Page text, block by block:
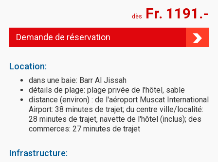
dès Fr. 1191.-
Demande de réservation
Location:
dans une baie: Barr Al Jissah
détails de plage: plage privée de l'hôtel, sable
distance (environ) : de l'aéroport Muscat International
Airport: 38 minutes de trajet; du centre ville/localité:
28 minutes de trajet, navette de l'hôtel (inclus); des
commerces: 27 minutes de trajet
Infrastructure: